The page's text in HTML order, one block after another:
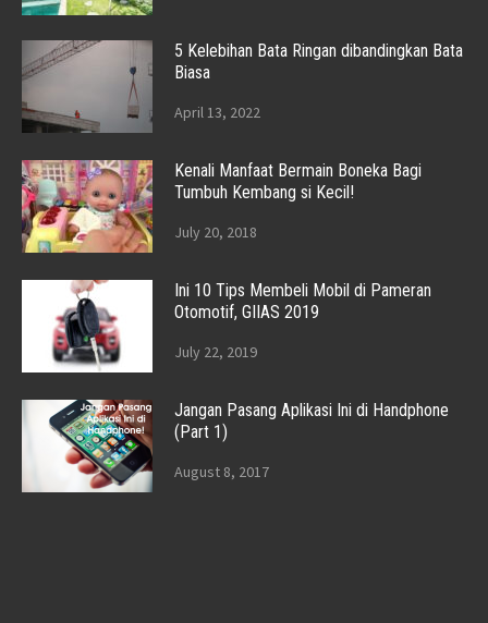
5 Kelebihan Bata Ringan dibandingkan Bata
Biasa
April 13, 2022
Kenali Manfaat Bermain Boneka Bagi
Tumbuh Kembang si Kecil!
July 20, 2018
Ini 10 Tips Membeli Mobil di Pameran
Otomotif, GIIAS 2019
July 22, 2019
Jangan Pasang Aplikasi Ini di Handphone
(Part 1)
August 8, 2017